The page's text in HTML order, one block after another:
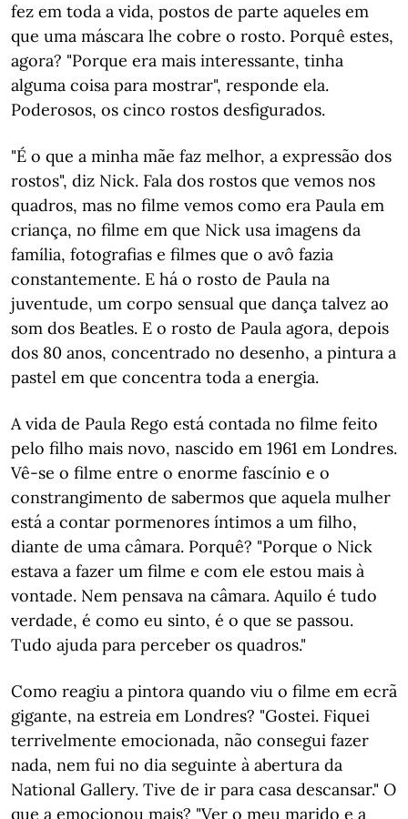
fez em toda a vida, postos de parte aqueles em
que uma máscara lhe cobre o rosto. Porquê estes,
agora? "Porque era mais interessante, tinha
alguma coisa para mostrar", responde ela.
Poderosos, os cinco rostos desfigurados.
"É o que a minha mãe faz melhor, a expressão dos
rostos", diz Nick. Fala dos rostos que vemos nos
quadros, mas no filme vemos como era Paula em
criança, no filme em que Nick usa imagens da
família, fotografias e filmes que o avô fazia
constantemente. E há o rosto de Paula na
juventude, um corpo sensual que dança talvez ao
som dos Beatles. E o rosto de Paula agora, depois
dos 80 anos, concentrado no desenho, a pintura a
pastel em que concentra toda a energia.
A vida de Paula Rego está contada no filme feito
pelo filho mais novo, nascido em 1961 em Londres.
Vê-se o filme entre o enorme fascínio e o
constrangimento de sabermos que aquela mulher
está a contar pormenores íntimos a um filho,
diante de uma câmara. Porquê? "Porque o Nick
estava a fazer um filme e com ele estou mais à
vontade. Nem pensava na câmara. Aquilo é tudo
verdade, é como eu sinto, é o que se passou.
Tudo ajuda para perceber os quadros."
Como reagiu a pintora quando viu o filme em ecrã
gigante, na estreia em Londres? "Gostei. Fiquei
terrivelmente emocionada, não consegui fazer
nada, nem fui no dia seguinte à abertura da
National Gallery. Tive de ir para casa descansar." O
que a emocionou mais? "Ver o meu marido e a